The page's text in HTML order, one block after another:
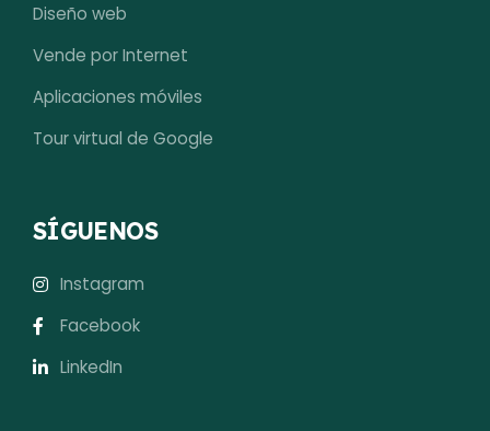
Diseño web
Vende por Internet
Aplicaciones móviles
Tour virtual de Google
SÍGUENOS
Instagram
Facebook
LinkedIn